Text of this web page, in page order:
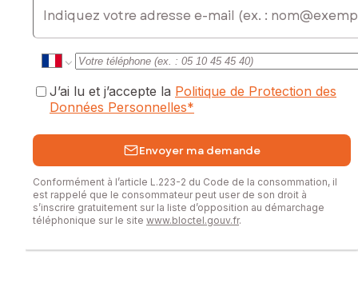
J’ai lu et j’accepte la Politique de Protection des
Données Personnelles*
Envoyer ma demande
Conformément à l’article L.223-2 du Code de la consommation, il
est rappelé que le consommateur peut user de son droit à
s’inscrire gratuitement sur la liste d’opposition au démarchage
téléphonique sur le site www.bloctel.gouv.fr.